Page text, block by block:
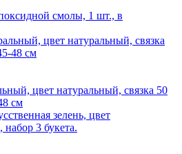
смолы, 1 шт., в
цвет натуральный, связка 50
см